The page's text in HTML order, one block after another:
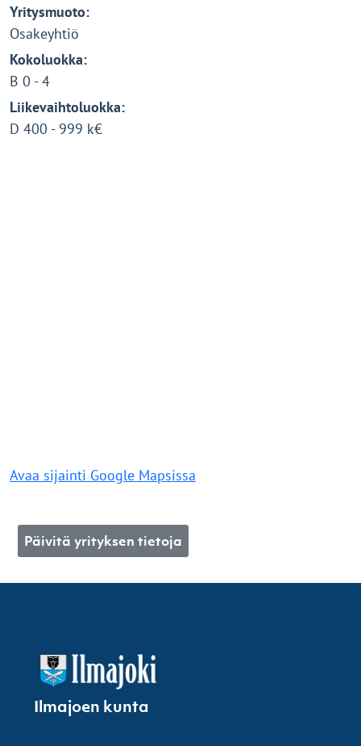
Yritysmuoto:
Osakeyhtiö
Kokoluokka:
B 0 - 4
Liikevaihtoluokka:
D 400 - 999 k€
Avaa sijainti Google Mapsissa
Päivitä yrityksen tietoja
Ilmajoen kunta